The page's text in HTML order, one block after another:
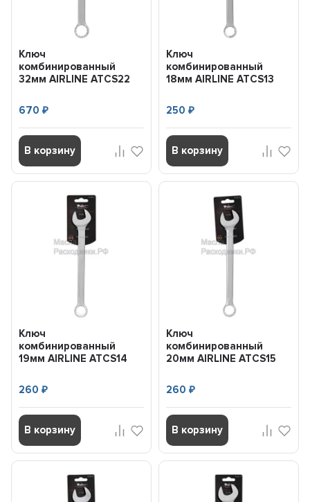
Ключ
комбинированный
32мм AIRLINE ATCS22
670₽
В корзину
Ключ
комбинированный
18мм AIRLINE ATCS13
250 ₽
В корзину
Ключ
комбинированный
19мм AIRLINE ATCS14
260₽
В корзину
Ключ
комбинированный
20мм AIRLINE ATCS15
260 ₽
В корзину